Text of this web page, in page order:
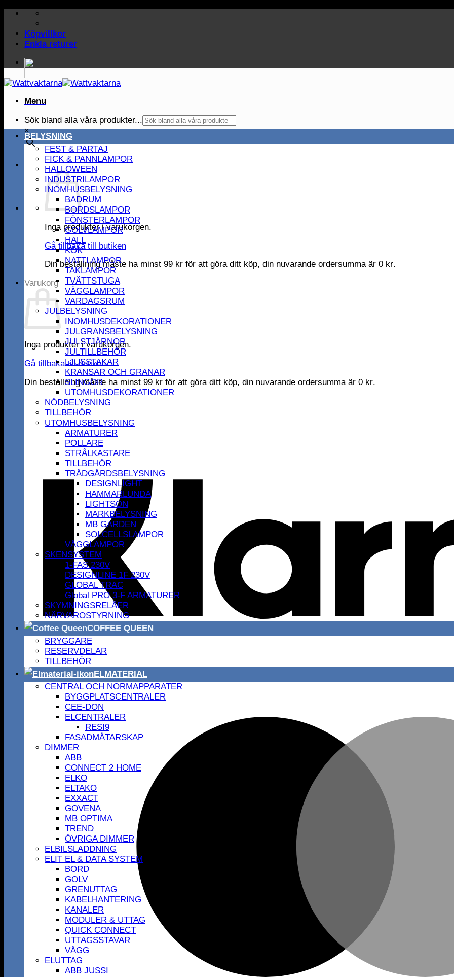
Skip
contentKöpvillkor
Enkla returer
Menu
Sök bland alla våra produkter...
×
Inga produkter i varukorgen.
Gå tillbaka till butiken
Din beställning måste ha minst 99 kr för att göra ditt köp, din nuvarande ordersumma är 0 kr.
Varukorg
Inga produkter i varukorgen.
Gå tillbaka till butiken
Din beställning måste ha minst 99 kr för att göra ditt köp, din nuvarande ordersumma är 0 kr.
BELYSNING
FEST & PARTAJ
FICK & PANNLAMPOR
HALLOWEEN
INDUSTRILAMPOR
INOMHUSBELYSNING
BADRUM
BORDSLAMPOR
FÖNSTERLAMPOR
GOLVLAMPOR
HALL
KÖK
NATTLAMPOR
TAKLAMPOR
TVÄTTSTUGA
VÄGGLAMPOR
VARDAGSRUM
JULBELYSNING
INOMHUSDEKORATIONER
JULGRANSBELYSNING
JULSTJÄRNOR
JULTILLBEHÖR
LJUSSTAKAR
KRANSAR OCH GRANAR
SLINGOR
UTOMHUSDEKORATIONER
NÖDBELYSNING
TILLBEHÖR
UTOMHUSBELYSNING
ARMATURER
POLLARE
STRÅLKASTARE
TILLBEHÖR
TRÄDGÅRDSBELYSNING
DESIGNLIGHT
HAMMARLUNDA
LIGHTSON
MARKBELYSNING
MB GARDEN
SOLCELLSLAMPOR
VÄGGLAMPOR
SKENSYSTEM
1-FAS 230V
DESIGNLINE 1F 230V
GLOBAL TRAC
Global PRO 3-F ARMATURER
SKYMNINGSRELÄER
NÄRVAROSTYRNING
COFFEE QUEEN
BRYGGARE
RESERVDELAR
TILLBEHÖR
ELMATERIAL
CENTRAL OCH NORMAPPARATER
BYGGPLATSCENTRALER
CEE-DON
ELCENTRALER
RESI9
FASADMÄTARSKAP
DIMMER
ABB
CONNECT 2 HOME
ELKO
ELTAKO
EXXACT
GOVENA
MB OPTIMA
TREND
ÖVRIGA DIMMER
ELBILSLADDNING
ELIT EL & DATA SYSTEM
BORD
GOLV
GRENUTTAG
KABELHANTERING
KANALER
MODULER & UTTAG
QUICK CONNECT
UTTAGSSTAVAR
VÄGG
ELUTTAG
ABB JUSSI